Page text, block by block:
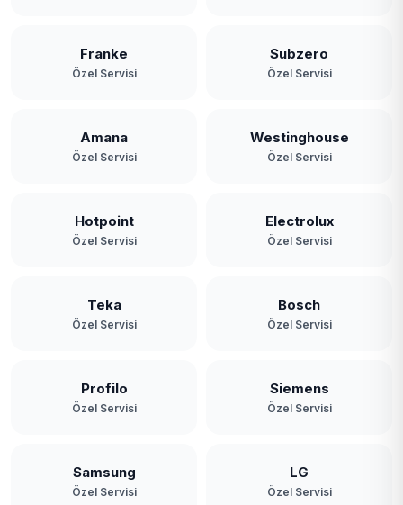
Franke
Özel Servisi
Subzero
Özel Servisi
Amana
Özel Servisi
Westinghouse
Özel Servisi
Hotpoint
Özel Servisi
Electrolux
Özel Servisi
Teka
Özel Servisi
Bosch
Özel Servisi
Profilo
Özel Servisi
Siemens
Özel Servisi
Samsung
Özel Servisi
LG
Özel Servisi